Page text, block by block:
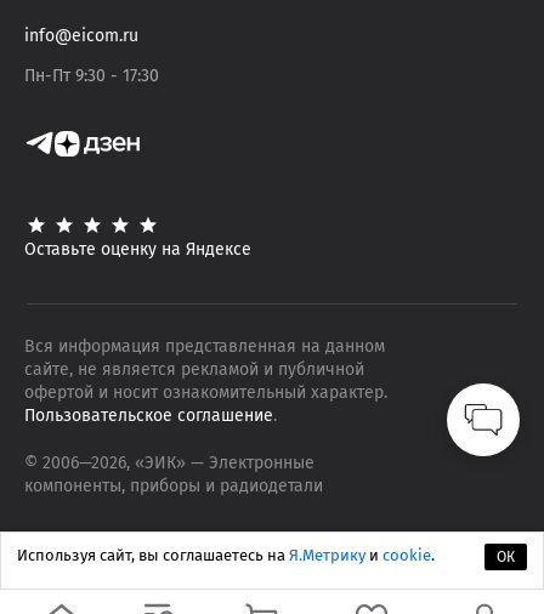
info@eicom.ru
Пн-Пт 9:30 - 17:30
Оставьте оценку на Яндексе
Вся информация представленная на данном
сайте, не является рекламой и публичной
офертой и носит ознакомительный характер.
Пользовательское соглашение.
© 2006—2026, «ЭИК» — Электронные
компоненты, приборы и радиодетали
ОК
Используя сайт, вы соглашаетесь на Я.Метрику и cookie.